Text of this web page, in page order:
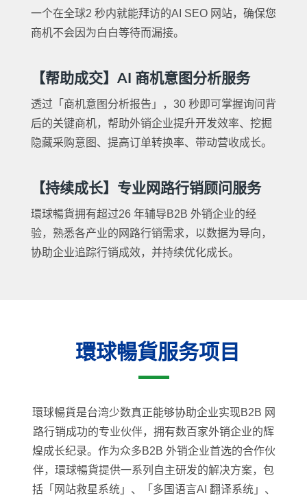
一个在全球2 秒内就能拜访的AI SEO 网站，确保您
商机不会因为白白等待而漏接。
【帮助成交】AI 商机意图分析服务
透过「商机意图分析报告」，30 秒即可掌握询问背
后的关键商机，帮助外销企业提升开发效率、挖掘
隐藏采购意图、提高订单转换率、带动营收成长。
【持续成长】专业网路行销顾问服务
環球暢貨拥有超过26 年辅导B2B 外销企业的经
验，熟悉各产业的网路行销需求，以数据为导向，
协助企业追踪行销成效，并持续优化成长。
環球暢貨服务项目
環球暢貨是台湾少数真正能够协助企业实现B2B 网
路行销成功的专业伙伴，拥有数百家外销企业的辉
煌成长纪录。作为众多B2B 外销企业首选的合作伙
伴，環球暢貨提供一系列自主研发的解决方案，包
括「网站救星系统」、「多国语言AI 翻译系统」、